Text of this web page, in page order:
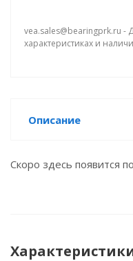
vea.sales@bearingprk.ru -
характеристиках и
Описание
Скоро здесь появится